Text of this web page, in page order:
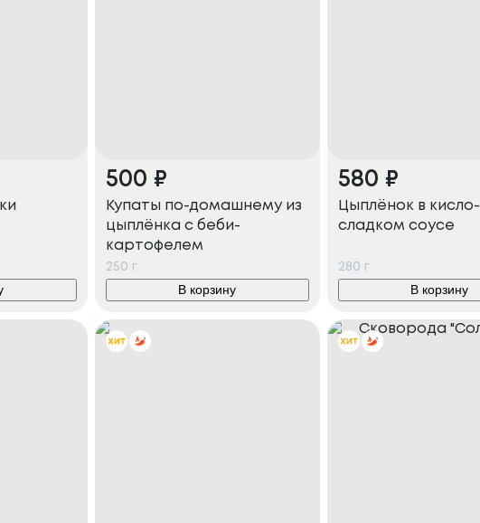
500 ₽
Купаты по-домашнему из
цыплёнка с беби-
картофелем
250 г
В корзину
580 ₽
Цыплёнок в кисло-
сладком соусе
280 г
В корзину